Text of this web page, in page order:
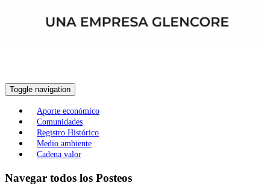
Toggle navigation
Aporte económico
Comunidades
Registro Histórico
Medio ambiente
Cadena valor
Navegar todos los Posteos